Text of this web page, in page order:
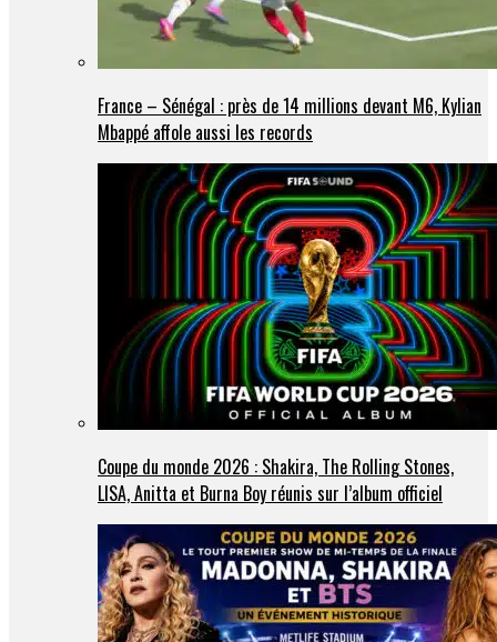
France – Sénégal : près de 14 millions devant M6, Kylian
Mbappé affole aussi les records
Coupe du monde 2026 : Shakira, The Rolling Stones,
LISA, Anitta et Burna Boy réunis sur l’album officiel